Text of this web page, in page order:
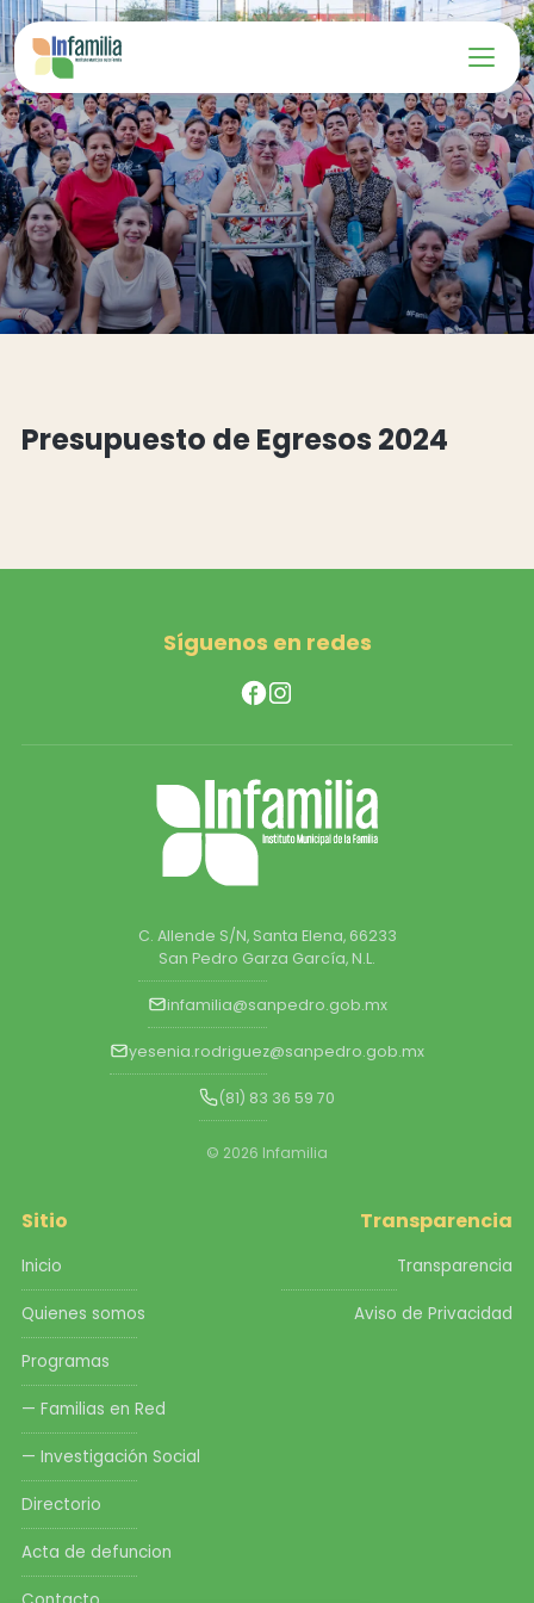
Presupuesto de Egresos 2024
Síguenos en redes
C. Allende S/N, Santa Elena, 66233
San Pedro Garza García, N.L.
infamilia@sanpedro.gob.mx
yesenia.rodriguez@sanpedro.gob.mx
(81) 83 36 59 70
© 2026 Infamilia
Sitio
Inicio
Quienes somos
Programas
— Familias en Red
— Investigación Social
Directorio
Acta de defuncion
Transparencia
Transparencia
Aviso de Privacidad